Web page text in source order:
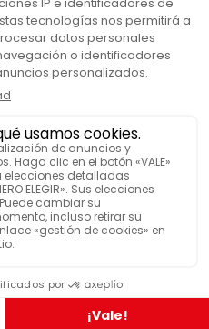
Café ecológico
Y LES HA
Meneau